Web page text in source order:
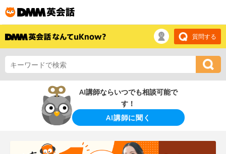
質問する
AI講師ならいつでも相談可能で
す！
AI講師に聞く